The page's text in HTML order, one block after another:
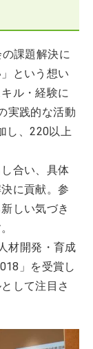
課題解決に
という想い
ル・経験に
実践的な活動
し、220以上
合い、具体
に貢献。参
しい気づき
材開発・育成
」を受賞し
して注目さ